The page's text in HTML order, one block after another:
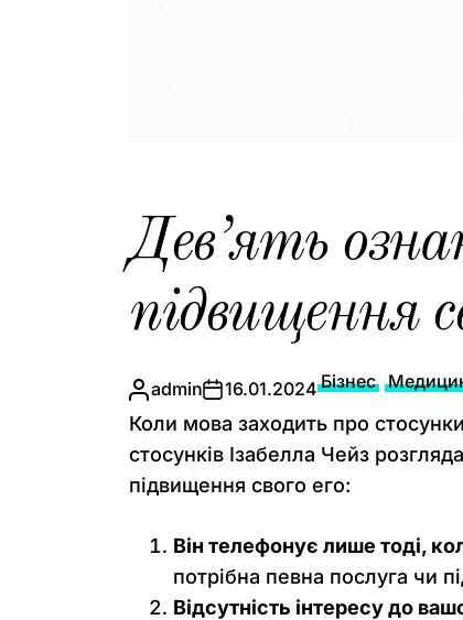
Дев’ять
підвищення
admin 16.01.2024 Бізнес
Коли мова заходить про
стосунків Ізабелла Чейз
підвищення свого его:
Він телефонує лише тоді,
потрібна певна послуга чи
Відсутність інтересу до